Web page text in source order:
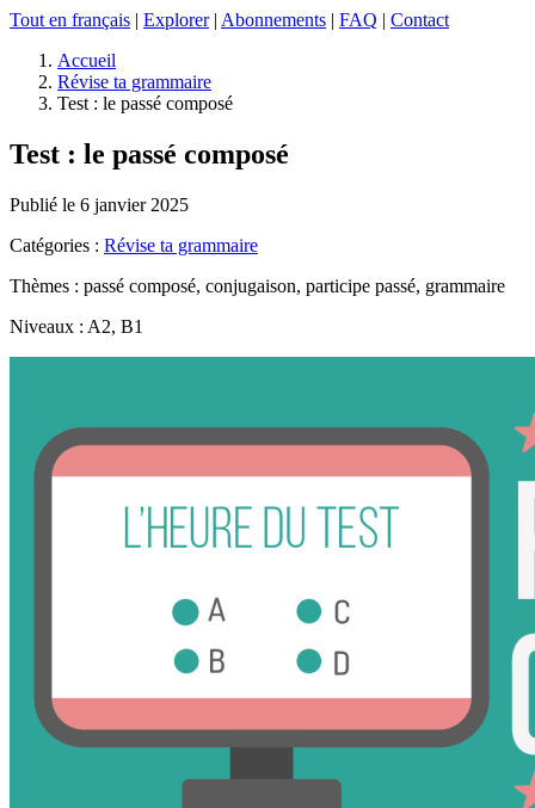
Tout en français | Explorer| Abonnements | FAQ | Contact
Accueil
Révise ta grammaire
Test : le passé composé
Test : le passé composé
Publié le 6 janvier 2025
Catégories : Révise ta grammaire
Thèmes : passé composé, conjugaison, participe passé, grammaire
Niveaux : A2, B1